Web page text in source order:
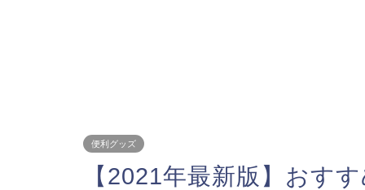
便利グッズ
【2021年最新版】おす